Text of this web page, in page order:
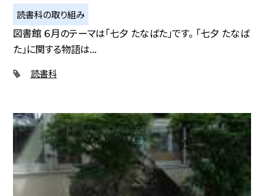
読書科の取り組み
図書館 ６月のテーマは「七夕 たなばた」です。 「七夕 たなば
た」に関する物語は...
読書科